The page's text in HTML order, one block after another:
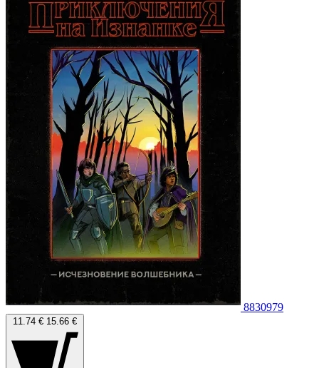
8830979
11.74 € 15.66 €